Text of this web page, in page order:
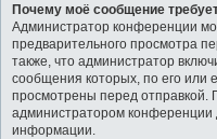
Почему моё сообщение
Администратор конференции
предварительного просмотра
также, что администратор
сообщения которых, по его
просмотрены перед отправкой.
администратором конференции
информации.